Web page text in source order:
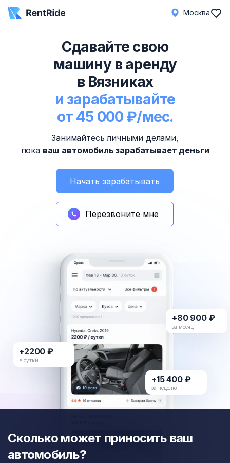
Москва
Сдавайте свою
машину в аренду
в Вязниках
и зарабатывайте
от 45 000 ₽/мес.
Занимайтесь личными делами,
пока ваш автомобиль зарабатывает деньги
Начать зарабатывать
Перезвоните мне
+2200 ₽
в сутки
+15 400 ₽
за неделю
+80 900 ₽
за месяц
Сколько может приносить ваш
автомобиль?